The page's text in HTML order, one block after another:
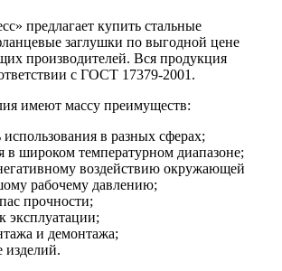
предлагает купить стальные
заглушки по выгодной цене
производителей. Вся продукция
с ГОСТ 17379-2001.
имеют массу преимуществ:
в разных сферах;
в широком температурном диапазоне;
воздействию окружающей
рабочему давлению;
прочности;
эксплуатации;
и демонтажа;
изделий.